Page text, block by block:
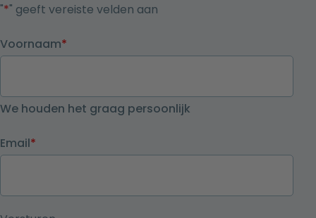
"*" geeft vereiste velden aan
Voornaam*
We houden het graag persoonlijk
Email*